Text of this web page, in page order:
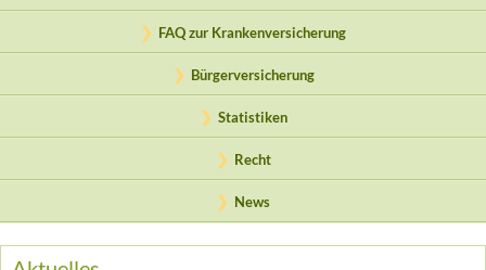
FAQ zur Krankenversicherung
Bürgerversicherung
Statistiken
Recht
News